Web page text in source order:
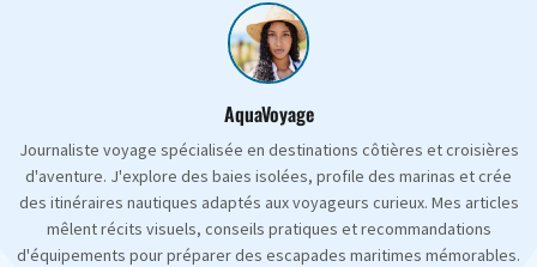
AquaVoyage
Journaliste voyage spécialisée en destinations côtières et croisières
d'aventure. J'explore des baies isolées, profile des marinas et crée
des itinéraires nautiques adaptés aux voyageurs curieux. Mes articles
mêlent récits visuels, conseils pratiques et recommandations
d'équipements pour préparer des escapades maritimes mémorables.